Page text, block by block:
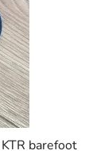
barefoot